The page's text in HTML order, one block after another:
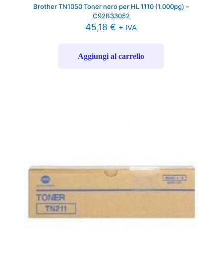
Brother TN1050 Toner nero per HL 1110 (1.000pg) –
C92B33052
45,18 € + IVA
Aggiungi al carrello